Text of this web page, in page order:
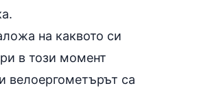
на каквото си
в този момент
велоергометърът са